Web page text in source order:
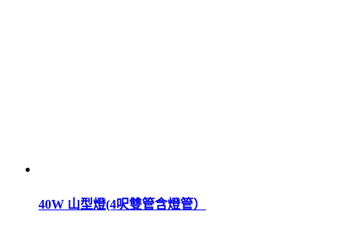
40W 山型燈(4呎雙管含燈管）